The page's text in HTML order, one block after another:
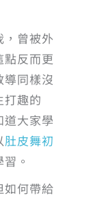
曾被外
反而更
同樣沒
打趣的
大家學
肚皮舞初
。
如何帶給